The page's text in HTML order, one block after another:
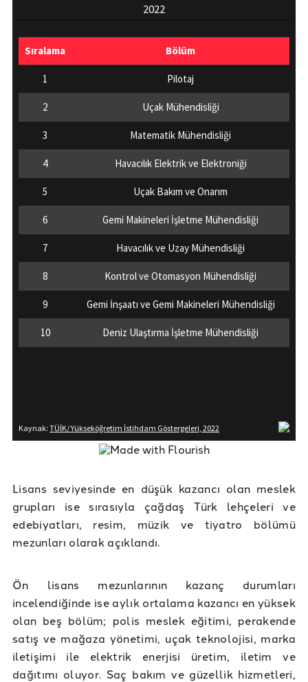
Lisans seviyesinde en düşük kazancı olan meslek
grupları ise sırasıyla çağdaş Türk lehçeleri ve
edebiyatları, resim, müzik ve tiyatro bölümü
mezunları olarak açıklandı.
Ön lisans mezunlarının kazanç durumları
incelendiğinde ise aylık ortalama kazancı en yüksek
olan beş bölüm; polis meslek eğitimi, perakende
satış ve mağaza yönetimi, uçak teknolojisi, marka
iletişimi ile elektrik enerjisi üretim, iletim ve
dağıtımı oluyor. Saç bakım ve güzellik hizmetleri,